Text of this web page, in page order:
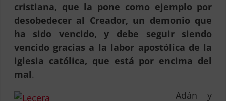
cristiana, que la pone como ejemplo por
desobedecer al Creador, un demonio que
ha sido vencido, y debe seguir siendo
vencido gracias a la labor apostólica de la
iglesia católica, que está por encima del
mal.
Adán y